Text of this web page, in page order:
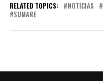
RELATED TOPICS: NOTICIAS
SUMARE